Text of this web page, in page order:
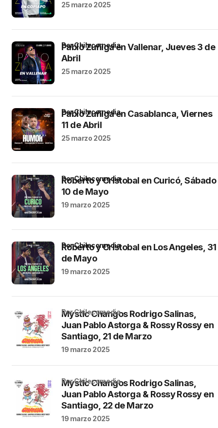
25 marzo 2025
Pablo Zuñiga en Vallenar, Jueves 3 de
Abril
por Chilecomedia
25 marzo 2025
Pablo Zuñiga en Casablanca, Viernes
11 de Abril
por Chilecomedia
25 marzo 2025
Roberto y Cristobal en Curicó, Sábado
10 de Mayo
por Chilecomedia
19 marzo 2025
Roberto y Cristobal en Los Angeles, 31
de Mayo
por Chilecomedia
19 marzo 2025
Mystic Changos Rodrigo Salinas,
Juan Pablo Astorga & Rossy Rossy en
Santiago, 21 de Marzo
por Chilecomedia
19 marzo 2025
Mystic Changos Rodrigo Salinas,
Juan Pablo Astorga & Rossy Rossy en
Santiago, 22 de Marzo
por Chilecomedia
19 marzo 2025